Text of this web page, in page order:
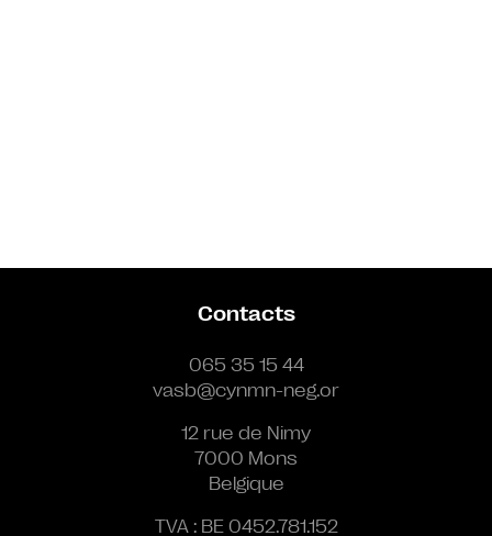
Contacts
065 35 15 44
vasb@cynmn-neg.or
12 rue de Nimy
7000 Mons
Belgique
TVA : BE 0452.781.152